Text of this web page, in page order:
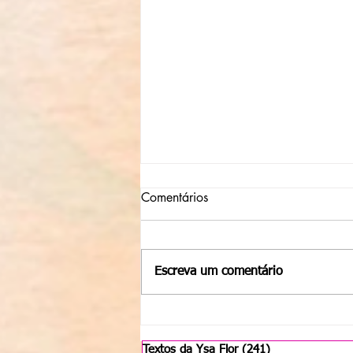
Comentários
Escreva um comentário
Textos da Ysa Flor (241)